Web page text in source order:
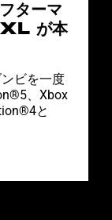
ターマ
XL が本
ビを一度
、Xbox
と